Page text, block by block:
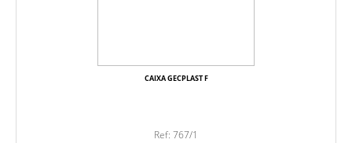
CAIXA GECPLAST F
Ref: 767/1